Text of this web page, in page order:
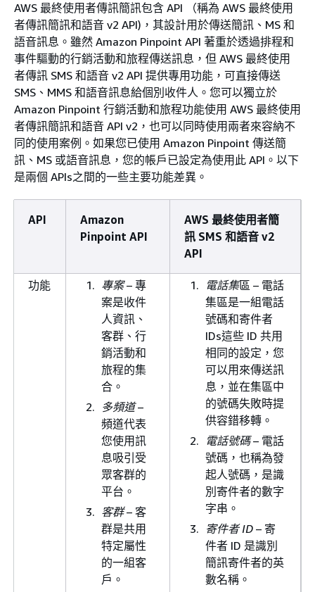
AWS 最終使用者傳訊簡訊包含 API （稱為 AWS 最終使用
者傳訊簡訊和語音 v2 API)，其設計用於傳送簡訊、MS 和
語音訊息。雖然 Amazon Pinpoint API 著重於透過排程和
事件驅動的行銷活動和旅程傳送訊息，但 AWS 最終使用
者傳訊 SMS 和語音 v2 API 提供專用功能，可直接傳送
SMS、MMS 和語音訊息給個別收件人。您可以獨立於
Amazon Pinpoint 行銷活動和旅程功能使用 AWS 最終使用
者傳訊簡訊和語音 API v2，也可以同時使用兩者來容納不
同的使用案例。如果您已使用 Amazon Pinpoint 傳送簡
訊、MS 或語音訊息，您的帳戶已設定為使用此 API。以下
是兩個 APIs之間的一些主要功能差異。
API
Amazon
Pinpoint API
AWS 最終使用者簡
訊 SMS 和語音 v2
API
功能 專案– 專
案是收件
人資訊、
客群、行
銷活動和
旅程的集
合。
多頻道–
頻道代表
您使用訊
息吸引受
眾客群的
平台。
客群– 客
群是共用
特定屬性
的一組客
戶。
電話集區 – 電話
集區是一組電話
號碼和寄件者
IDs這些 ID 共用
相同的設定，您
可以用來傳送訊
息，並在集區中
的號碼失敗時提
供容錯移轉。
電話號碼– 電話
號碼，也稱為發
起人號碼，是識
別寄件者的數字
字串。
寄件者 ID – 寄
件者 ID 是識別
簡訊寄件者的英
數名稱。